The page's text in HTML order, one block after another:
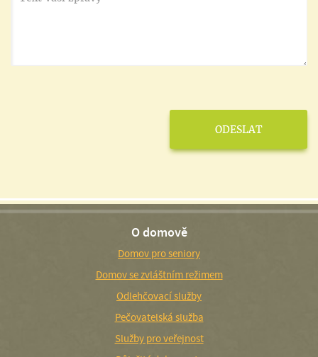
O domově
Domov pro seniory
Domov se zvláštním režimem
Odlehčovací služby
Pečovatelská služba
Služby pro veřejnost